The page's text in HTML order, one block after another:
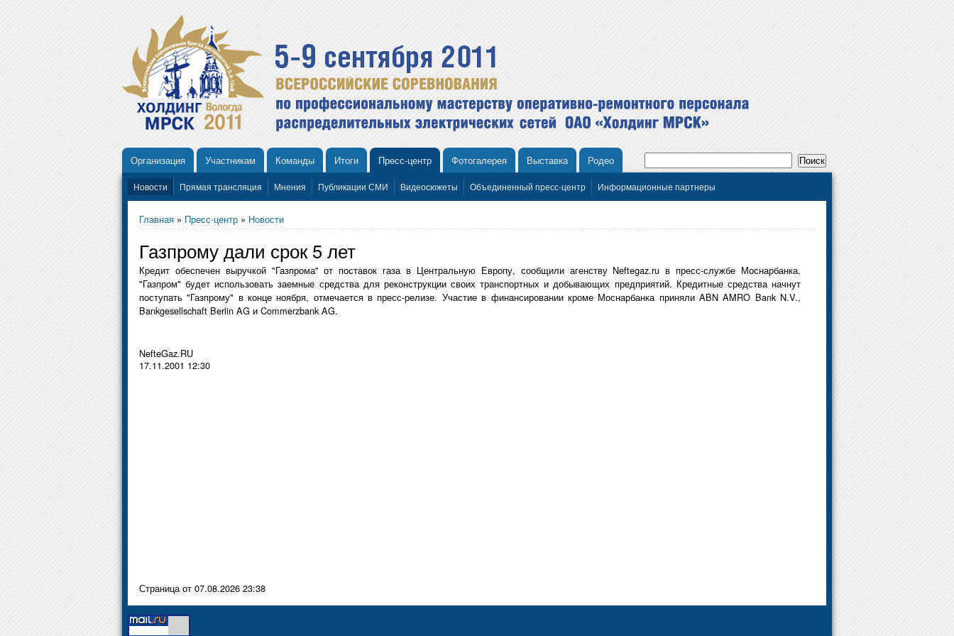
Организация Участникам Команды Итоги Пресс-центр Фотогалерея Выставка Родео
Новости Прямая трансляция Мнения Публикации СМИ Видеосюжеты Объединенный пресс-центр Информационные партнеры
Главная » Пресс-центр » Новости
Газпрому дали срок 5 лет
Кредит обеспечен выручкой "Газпрома" от поставок газа в Центральную Европу, сообщили агенству Neftegaz.ru в пресс-службе Моснарбанка.
"Газпром" будет использовать заемные средства для реконструкции своих транспортных и добывающих предприятий. Кредитные средства начнут
поступать "Газпрому" в конце ноября, отмечается в пресс-релизе. Участие в финансировании кроме Моснарбанка приняли ABN AMRO Bank N.V.,
Bankgesellschaft Berlin AG и Commerzbank AG.
NefteGaz.RU
17.11.2001 12:30
Страница от 07.08.2026 23:38